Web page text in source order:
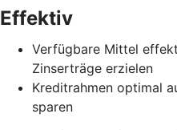
Effektiv
Verfügbare Mittel
Zinserträge erzielen
Kreditrahmen optimal
sparen